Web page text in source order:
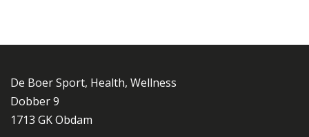
De Boer Sport, Health, Wellness
Dobber 9
1713 GK Obdam